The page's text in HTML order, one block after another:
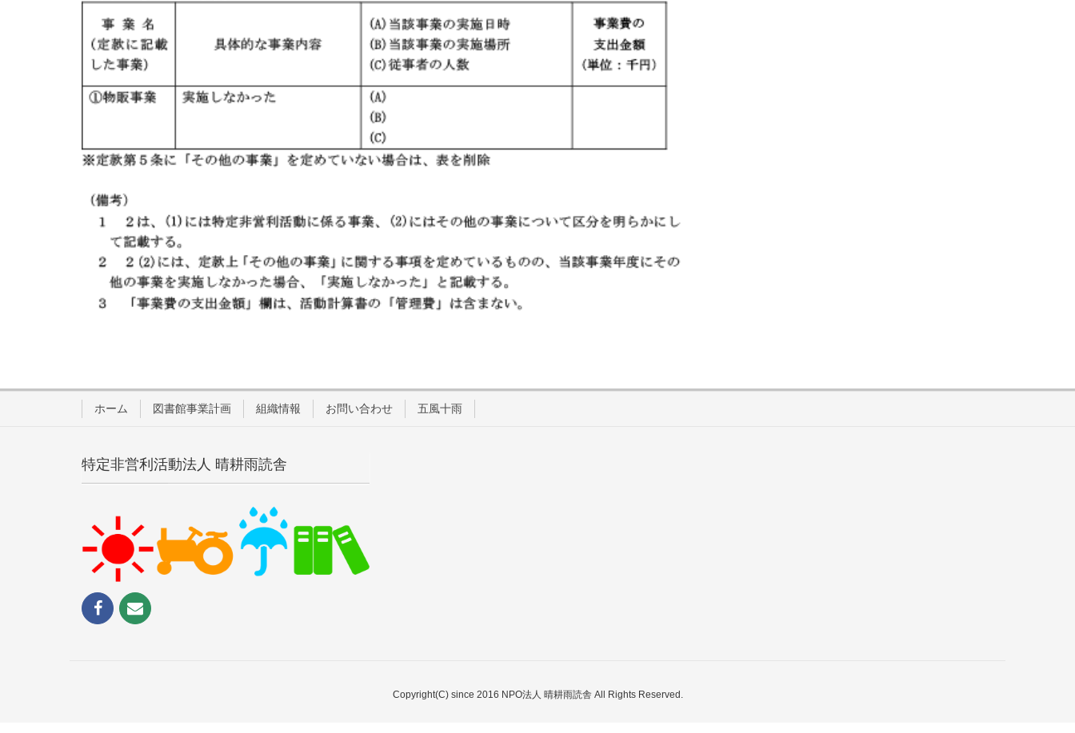
ホーム 図書館事業計画 組織情報 お問い合わせ 五風十雨
特定非営利活動法人 晴耕雨読舎
Copyright(C) since 2016 NPO法人 晴耕雨読舎 All Rights Reserved.